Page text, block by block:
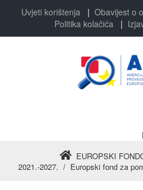
Uvjeti korištenja | Obavijest o
Politika kolačića|
EUROPSKI
2021.-2027. / Europski fond za